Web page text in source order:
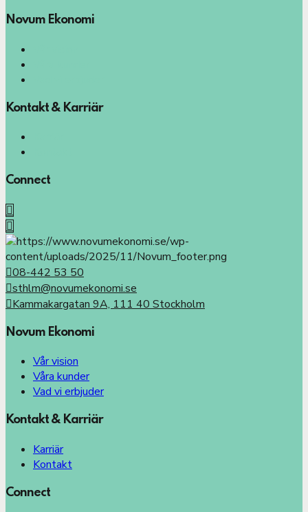
Novum Ekonomi
Kontakt & Karriär
Connect
08-442 53 50
sthlm@novumekonomi.se
Kammakargatan 9A, 111 40 Stockholm
Novum Ekonomi
Vår vision
Våra kunder
Vad vi erbjuder
Kontakt & Karriär
Karriär
Kontakt
Connect